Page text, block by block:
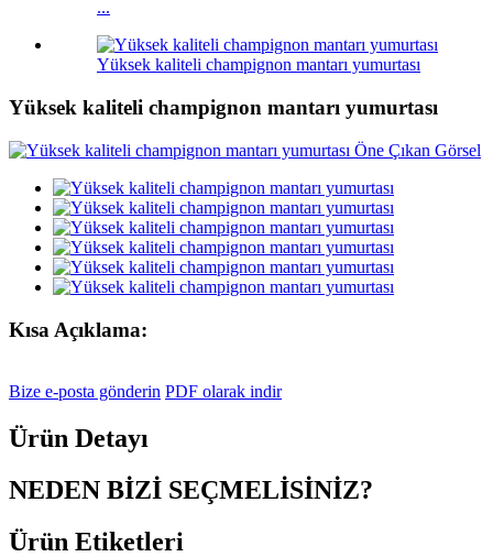
...
Yüksek kaliteli champignon mantarı yumurtası
Yüksek kaliteli champignon mantarı yumurtası
Kısa Açıklama:
Bize e-posta gönderin PDF olarak indir
Ürün Detayı
NEDEN BİZİ SEÇMELİSİNİZ?
Ürün Etiketleri